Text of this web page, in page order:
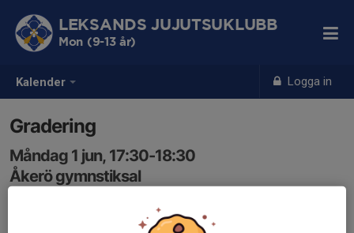
Kalender Logga in
LEKSANDS JUJUTSUKLUBB
Mon (9-13 år)
Gradering
Måndag 1 jun, 17:30-18:30
Åkerö gymnstiksal